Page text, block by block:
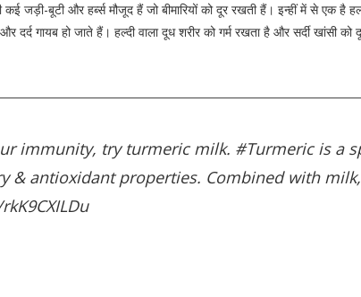
जड़ी-बूटी और हर्ब्स मौजूद हैं जो बीमारियों को दूर रखती हैं। इन्हीं में से एक
गायब हो जाते हैं। हल्दी वाला दूध शरीर को गर्म रखता है और सर्दी खांसी
immunity, try turmeric milk. #Turmericis a
antioxidant properties. Combined with